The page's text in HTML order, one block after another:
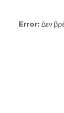
Error:Δεν